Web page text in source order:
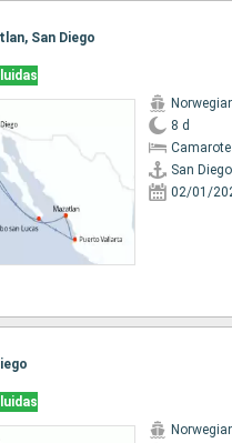
San Diego
8 d
San Diego
02/01/